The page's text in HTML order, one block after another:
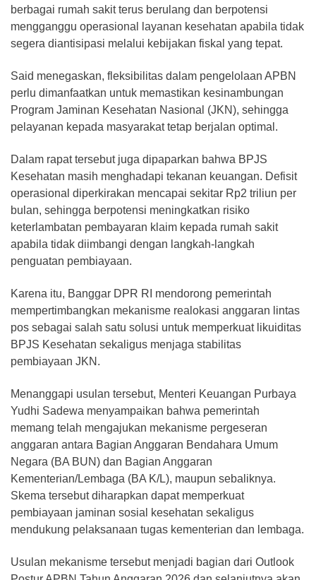
berbagai rumah sakit terus berulang dan berpotensi
mengganggu operasional layanan kesehatan apabila tidak
segera diantisipasi melalui kebijakan fiskal yang tepat.
Said menegaskan, fleksibilitas dalam pengelolaan APBN
perlu dimanfaatkan untuk memastikan kesinambungan
Program Jaminan Kesehatan Nasional (JKN), sehingga
pelayanan kepada masyarakat tetap berjalan optimal.
Dalam rapat tersebut juga dipaparkan bahwa BPJS
Kesehatan masih menghadapi tekanan keuangan. Defisit
operasional diperkirakan mencapai sekitar Rp2 triliun per
bulan, sehingga berpotensi meningkatkan risiko
keterlambatan pembayaran klaim kepada rumah sakit
apabila tidak diimbangi dengan langkah-langkah
penguatan pembiayaan.
Karena itu, Banggar DPR RI mendorong pemerintah
mempertimbangkan mekanisme realokasi anggaran lintas
pos sebagai salah satu solusi untuk memperkuat likuiditas
BPJS Kesehatan sekaligus menjaga stabilitas
pembiayaan JKN.
Menanggapi usulan tersebut, Menteri Keuangan Purbaya
Yudhi Sadewa menyampaikan bahwa pemerintah
memang telah mengajukan mekanisme pergeseran
anggaran antara Bagian Anggaran Bendahara Umum
Negara (BA BUN) dan Bagian Anggaran
Kementerian/Lembaga (BA K/L), maupun sebaliknya.
Skema tersebut diharapkan dapat memperkuat
pembiayaan jaminan sosial kesehatan sekaligus
mendukung pelaksanaan tugas kementerian dan lembaga.
Usulan mekanisme tersebut menjadi bagian dari Outlook